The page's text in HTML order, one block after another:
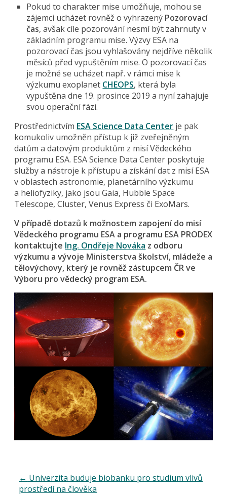
Pokud to charakter mise umožňuje, mohou se
zájemci ucházet rovněž o vyhrazený Pozorovací
čas, avšak cíle pozorování nesmí být zahrnuty v
základním programu mise. Výzvy ESA na
pozorovací čas jsou vyhlašovány nejdříve několik
měsíců před vypuštěním mise. O pozorovací čas
je možné se ucházet např. v rámci mise k
výzkumu exoplanet CHEOPS, která byla
vypuštěna dne 19. prosince 2019 a nyní zahajuje
svou operační fázi.
Prostřednictvím ESA Science Data Center je pak
komukoliv umožněn přístup k již zveřejněným
datům a datovým produktům z misí Vědeckého
programu ESA. ESA Science Data Center poskytuje
služby a nástroje k přístupu a získání dat z misí ESA
v oblastech astronomie, planetárního výzkumu
a heliofyziky, jako jsou Gaia, Hubble Space
Telescope, Cluster, Venus Express či ExoMars.
V případě dotazů k možnostem zapojení do misí
Vědeckého programu ESA a programu ESA PRODEX
kontaktujte Ing. Ondřeje Nováka z odboru
výzkumu a vývoje Ministerstva školství, mládeže a
tělovýchovy, který je rovněž zástupcem ČR ve
Výboru pro vědecký program ESA.
← Univerzita buduje biobanku pro studium vlivů
prostředí na člověka